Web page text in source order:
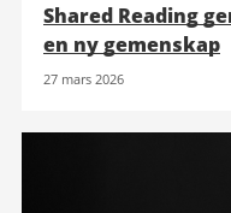
Shared Reading
en ny gemenskap
27 mars 2026